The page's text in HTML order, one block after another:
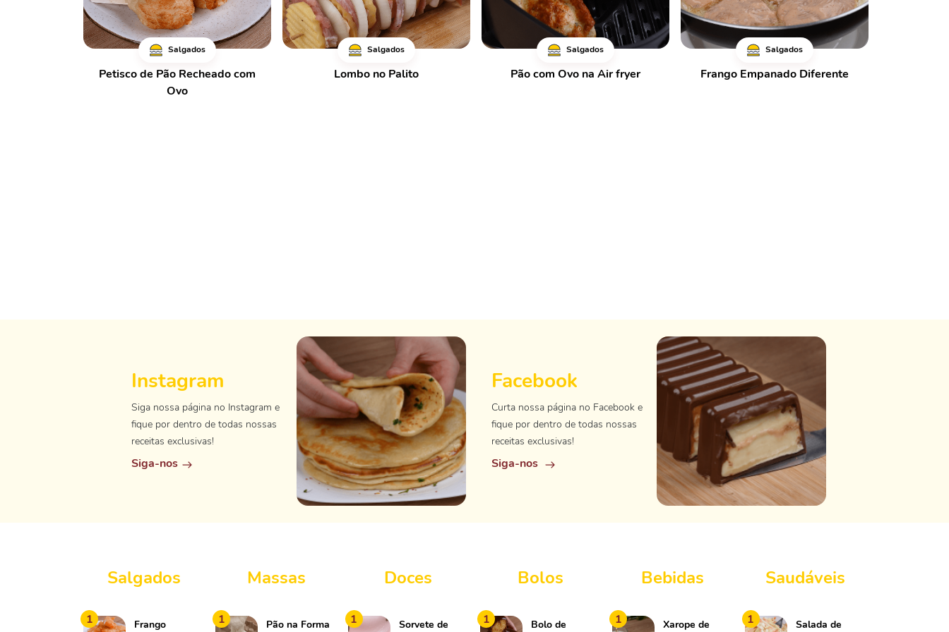
Salgados
Petisco de Pão Recheado com
Ovo
Salgados
Lombo no Palito
Salgados
Pão com Ovo na Air fryer
Salgados
Frango Empanado Diferente
Instagram
Siga nossa página no Instagram e
fique por dentro de todas nossas
receitas exclusivas!
Siga-nos
Facebook
Curta nossa página no Facebook e
fique por dentro de todas nossas
receitas exclusivas!
Siga-nos
Salgados
1 Frango
Massas
1 Pão na Forma
Doces
1 Sorvete de
Bolos
1 Bolo de
Bebidas
1 Xarope de
Saudáveis
1 Salada de